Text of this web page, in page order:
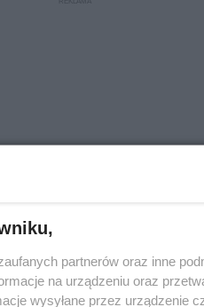
jest podobne?
partnerów oraz inne
na urządzeniu oraz
wysyłane przez urządzenie